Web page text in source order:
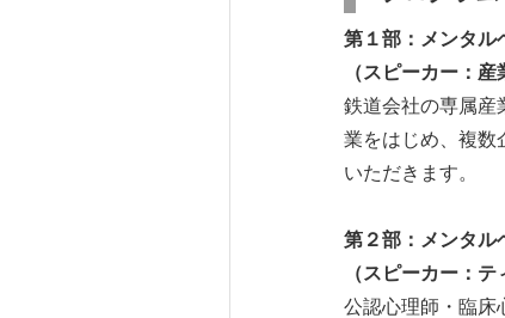
第１部： メンタル
（スピーカー：
鉄道会社の専属産
業をはじめ、複数
いただきます。
第２部： メンタル
（スピーカー：
公認心理師・臨床